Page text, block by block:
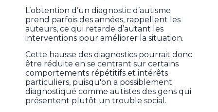
L’obtention d’un diagnostic d’autisme
prend parfois des années, rappellent les
auteurs, ce qui retarde d’autant les
interventions pour améliorer la situation.
Cette hausse des diagnostics pourrait donc
être réduite en se centrant sur certains
comportements répétitifs et intérêts
particuliers, puisqu'on a possiblement
diagnostiqué comme autistes des gens qui
présentent plutôt un trouble social.